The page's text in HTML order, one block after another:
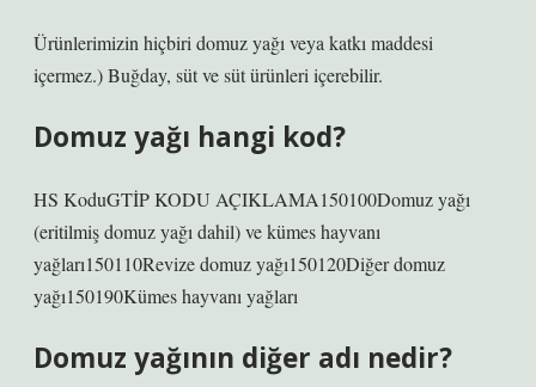
Ürünlerimizin hiçbiri domuz yağı veya katkı maddesi
içermez.) Buğday, süt ve süt ürünleri içerebilir.
Domuz yağı hangi kod?
HS KoduGTİP KODU AÇIKLAMA150100Domuz yağı
(eritilmiş domuz yağı dahil) ve kümes hayvanı
yağları150110Revize domuz yağı150120Diğer domuz
yağı150190Kümes hayvanı yağları
Domuz yağının diğer adı nedir?